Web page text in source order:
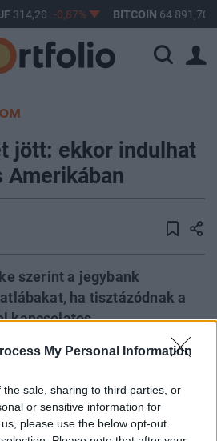
My Personal Information
sale, sharing to third parties, or
or sensitive information for
please use the below opt-out
314,20 -0,87% BITCOIN 64 891,70
jött: ekkor indulhat
Amerikában
szerint a jegybank
ha tisztázódnak a
kapcsolatos
után gyökeresen
és a célok. Merre tart a
néz szembe a nemzetközi